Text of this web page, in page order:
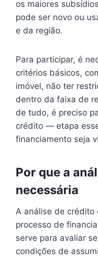
os maiores
pode ser novo ou
e da região.
Para participar, é
critérios básicos,
imóvel, não ter
dentro da faixa de
de tudo, é preciso
crédito — etapa
financiamento seja
Por que a
necessária
A análise de crédito
processo de
serve para avaliar
condições de